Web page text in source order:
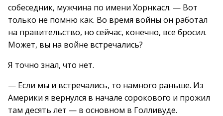
собеседник, мужчина по имени Хорнкасл. — Вот
только не помню как. Во время войны он работал
на правительство, но сейчас, конечно, все бросил.
Может, вы на войне встречались?
Я точно знал, что нет.
— Если мы и встречались, то намного раньше. Из
Америки я вернулся в начале сорокового и прожил
там десять лет — в основном в Голливуде.